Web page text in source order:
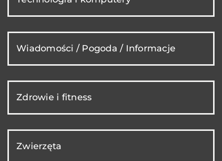
Wiadomości / Pogoda / Informacje
Zdrowie i fitness
Zwierzęta